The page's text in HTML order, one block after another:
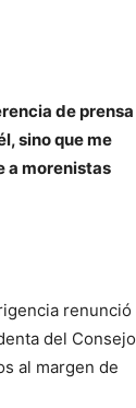
de prensa
sino que me
a morenistas
renunció
del Consejo
al margen de